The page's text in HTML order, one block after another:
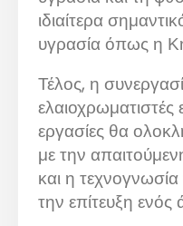
ιδιαίτερα
υγρασία όπως η
Τέλος, η
ελαιοχρωματιστές
εργασίες θα
με την
και η τεχνογνωσία
την επίτευξη